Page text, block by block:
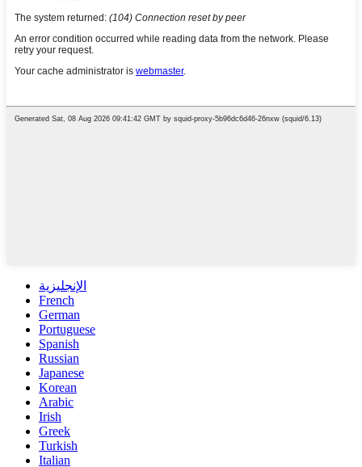
الإنجليزية
French
German
Portuguese
Spanish
Russian
Japanese
Korean
Arabic
Irish
Greek
Turkish
Italian